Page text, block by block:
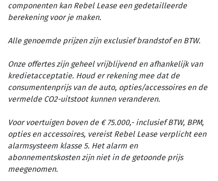
componenten kan Rebel Lease een gedetailleerde
berekening voor je maken.
Alle genoemde prijzen zijn exclusief brandstof en BTW.
Onze offertes zijn geheel vrijblijvend en afhankelijk van
kredietacceptatie. Houd er rekening mee dat de
consumentenprijs van de auto, opties/accessoires en de
vermelde CO2-uitstoot kunnen veranderen.
Voor voertuigen boven de € 75.000,- inclusief BTW, BPM,
opties en accessoires, vereist Rebel Lease verplicht een
alarmsysteem klasse 5. Het alarm en
abonnementskosten zijn niet in de getoonde prijs
meegenomen.